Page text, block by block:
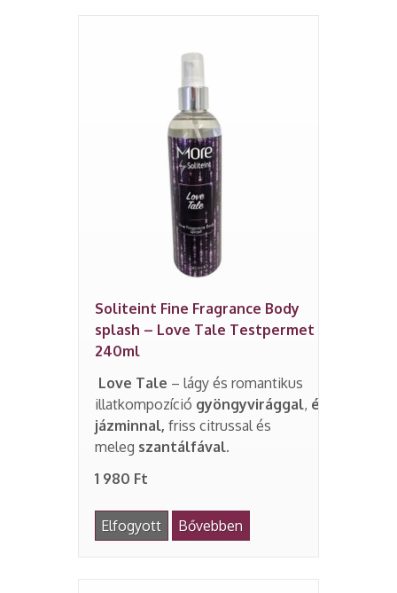
Soliteint Fine Fragrance Body
splash – Love Tale Testpermet
240ml
Love Tale – lágy és romantikus
illatkompozíció gyöngyvirággal, édes
jázminnal, friss citrussal és
meleg szantálfával.
1 980 Ft
Elfogyott Bővebben